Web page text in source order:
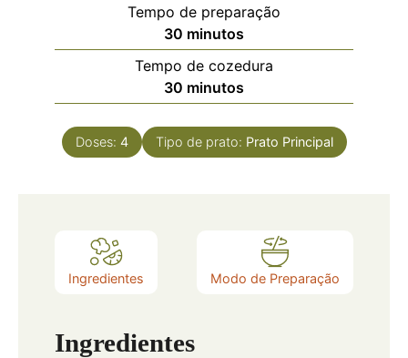
Tempo de preparação
30 minutos
Tempo de cozedura
30 minutos
Doses: 4 Tipo de prato: Prato Principal
Ingredientes Modo de Preparação
Ingredientes